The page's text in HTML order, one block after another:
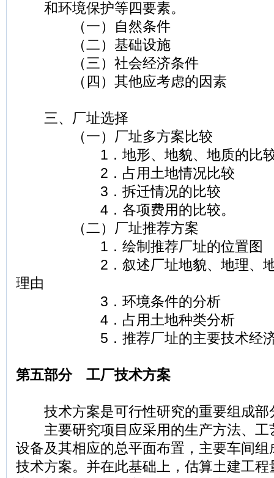
和环境保护等四要素。
（一）自然条件
（二）基础设施
（三）社会经济条件
（四）其他应考虑的因素
三、厂址选择
（一）厂址多方案比较
1．地形、地貌、地质的比
2．占用土地情况比较
3．拆迁情况的比较
4．各项费用的比较。
（二）厂址推荐方案
1．绘制推荐厂址的位置图
2．叙述厂址地貌、地理、地形
理由
3．环境条件的分析
4．占用土地种类分析
5．推荐厂址的主要技术经济
第五部分 工厂技术方案
技术方案是可行性研究的重要组成部
主要研究项目应采用的生产方法、工
设备及其相应的总平面布置，主要车间
技术方案。并在此基础上，估算土建工